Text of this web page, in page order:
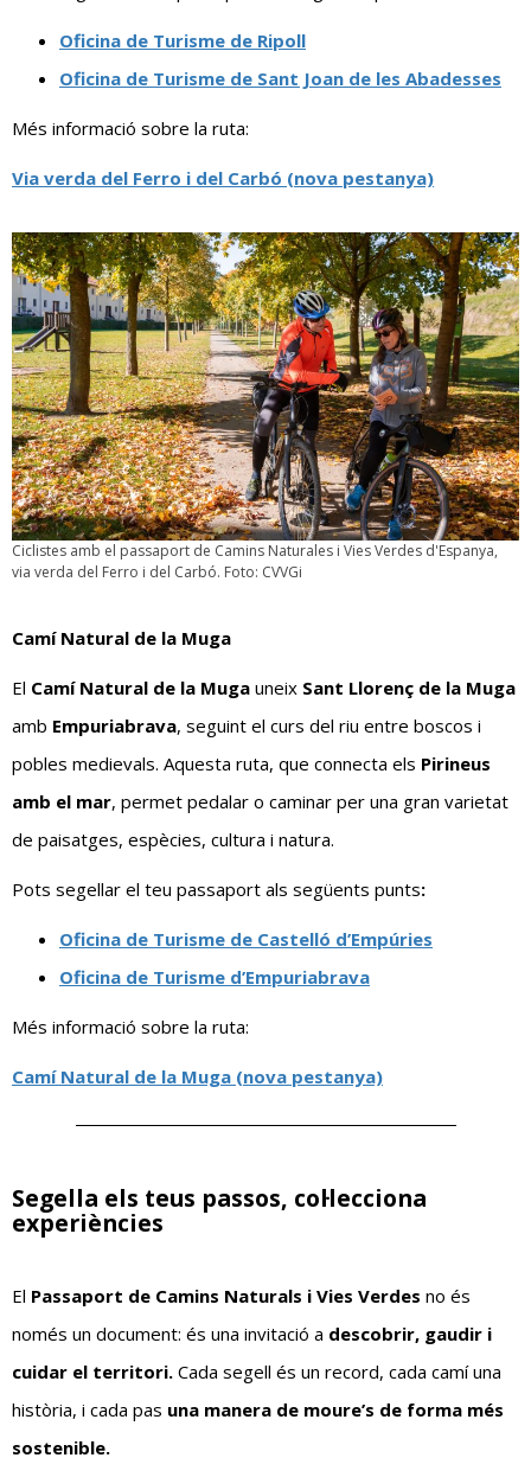
Oficina de Turisme de Ripoll
Oficina de Turisme de Sant Joan de les Abadesses
Més informació sobre la ruta:
Via verda del Ferro i del Carbó (nova pestanya)
Ciclistes amb el passaport de Camins Naturales i Vies Verdes d'Espanya,
via verda del Ferro i del Carbó. Foto: CVVGi
Camí Natural de la Muga
El Camí Natural de la Muga uneix Sant Llorenç de la Muga
amb Empuriabrava, seguint el curs del riu entre boscos i
pobles medievals. Aquesta ruta, que connecta els Pirineus
amb el mar, permet pedalar o caminar per una gran varietat
de paisatges, espècies, cultura i natura.
Pots segellar el teu passaport als següents punts:
Oficina de Turisme de Castelló d’Empúries
Oficina de Turisme d’Empuriabrava
Més informació sobre la ruta:
Camí Natural de la Muga (nova pestanya)
Segella els teus passos, col·lecciona
experiències
El Passaport de Camins Naturals i Vies Verdes no és
només un document: és una invitació a descobrir, gaudir i
cuidar el territori. Cada segell és un record, cada camí una
història, i cada pas una manera de moure’s de forma més
sostenible.